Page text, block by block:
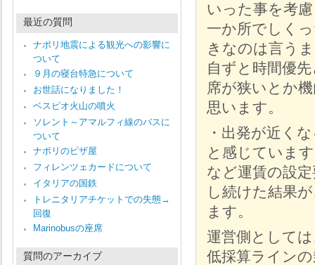
いった事を考
一か所でしく
きなのは言う
自ずと時間優
席が狭いとか
思います。
・出発が近く
と感じていま
など運賃の設
し続けた結果
ます。
運営側として
低採算ライン
最近の質問
ナポリ地震による観光への影響に
ついて
９月の寝台特急について
お世話になりました！
ベスピオ火山の噴火
ソレント～アマルフィ線のバスに
ついて
ナポリのピザ屋
フィレンツェカードについて
イタリアの国鉄
トレニタリアチケットでの失態→
回復
Marinobusの座席
質問のアーカイブ